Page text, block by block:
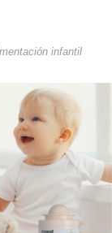
infantil